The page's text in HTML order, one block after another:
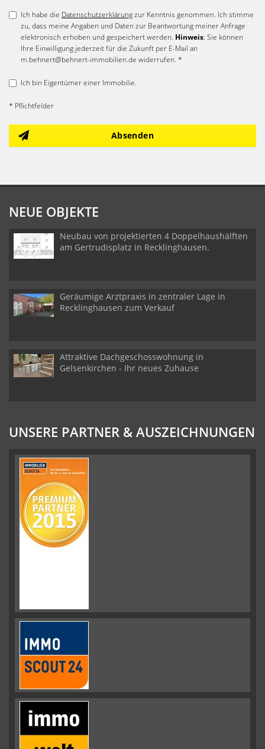
Ich habe die Datenschutzerklärungzur Kenntnis genommen. Ich stimme
zu, dass meine Angaben und Daten zur Beantwortung meiner Anfrage
elektronisch erhoben und gespeichert werden. Hinweis: Sie können
Ihre Einwilligung jederzeit für die Zukunft per E-Mail an
m.behnert@behnert-immobilien.de widerrufen. *
Ich bin Eigentümer einer Immobilie.
* Pflichtfelder
Absenden
NEUE OBJEKTE
Neubau von projektierten 4 Doppelhaushälften
am Gertrudisplatz in Recklinghausen.
Geräumige Arztpraxis in zentraler Lage in
Recklinghausen zum Verkauf
Attraktive Dachgeschosswohnung in
Gelsenkirchen - Ihr neues Zuhause
UNSERE PARTNER & AUSZEICHNUNGEN